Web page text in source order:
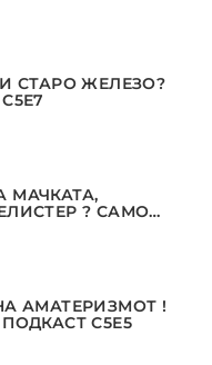
СТАРО ЖЕЛЕЗО?
МАЧКАТА,
? САМО
АМАТЕРИЗМОТ !
С5E5